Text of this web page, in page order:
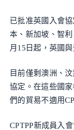
已批准英國入會
本、新加坡、智
月15日起，英國
目前僅剩澳洲、
協定。在這些國
們的貿易不適用
CPTPP新成員入